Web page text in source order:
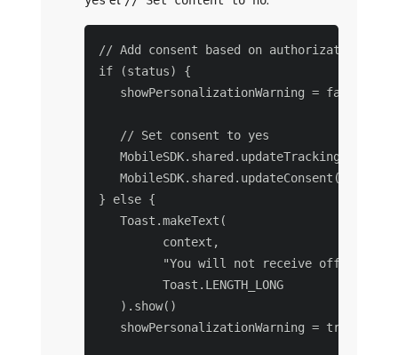
// Add consent based on authorization
if (status) {
   showPersonalizationWarning = false
   // Set consent to yes
   MobileSDK.shared.updateConsent("y")
} else {
   Toast.makeText(
         context,
"You will not receive offers
         Toast.LENGTH_LONG
   ).show()
   showPersonalizationWarning = true